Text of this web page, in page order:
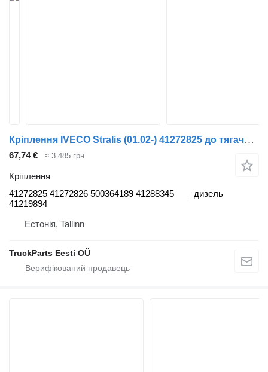
Кріплення IVECO Stralis (01.02-) 41272825 до тягача IVECO Stralis, Trakker (2002-)
67,74 € ≈ 3 485 грн
Кріплення
41272825 41272826 500364189 41288345
41219894
дизель
Естонія, Tallinn
TruckParts Eesti OÜ